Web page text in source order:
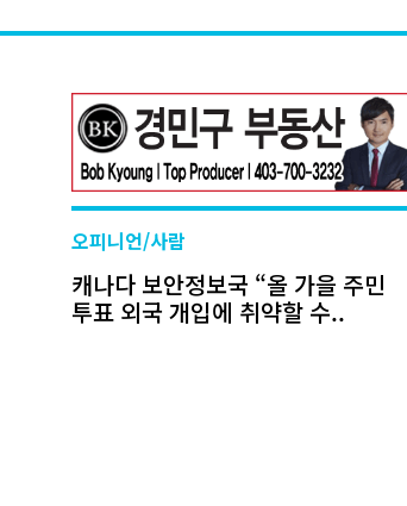
오피니언/사람
캐나다 보안정보국 “올 가을 주민
투표 외국 개입에 취약할 수..